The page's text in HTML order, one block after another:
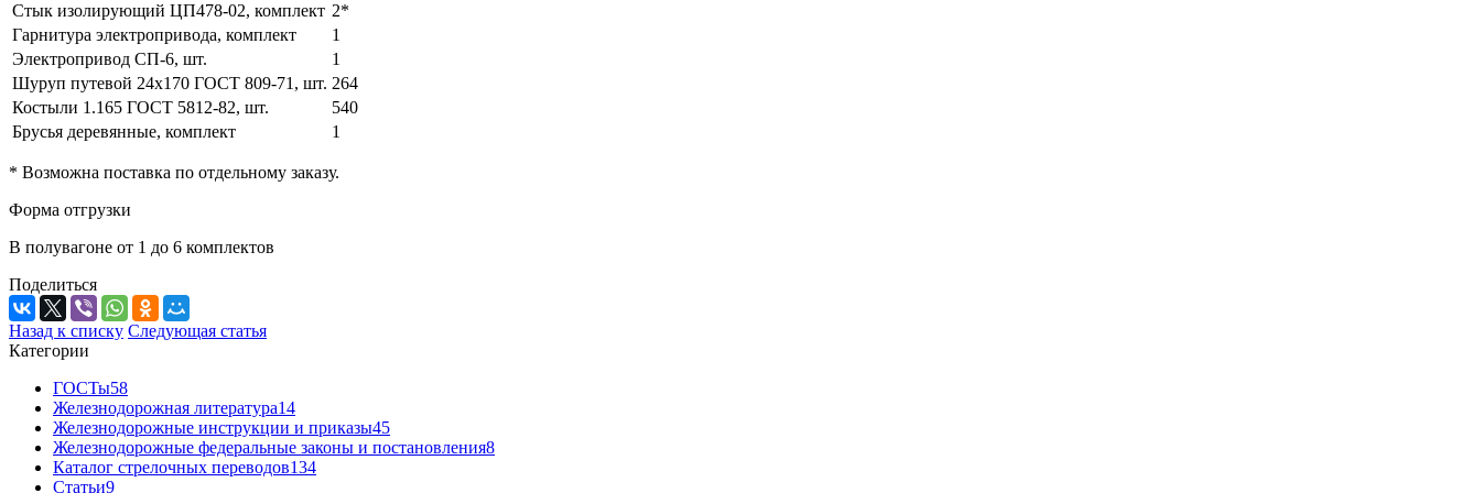
Стык изолирующий ЦП478-02, комплект 2*
Гарнитура электропривода, комплект
1
Электропривод СП-6, шт.
1
Шуруп путевой 24х170 ГОСТ 809-71, шт. 264
Костыли 1.165 ГОСТ 5812-82, шт.
540
Брусья деревянные, комплект
1
* Возможна поставка по отдельному заказу.
Форма отгрузки
В полувагоне от 1 до 6 комплектов
Поделиться
Назад к списку Следующая статья
Категории
ГОСТы58
Железнодорожная литература14
Железнодорожные инструкции и приказы45
Железнодорожные федеральные законы и постановления8
Каталог стрелочных переводов134
Статьи9